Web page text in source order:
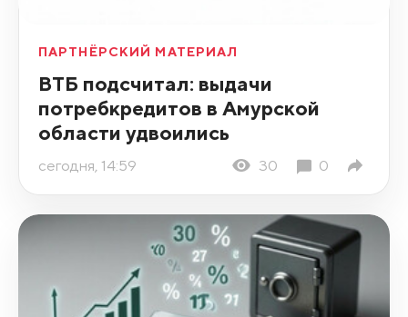
ПАРТНЁРСКИЙ МАТЕРИАЛ
ВТБ подсчитал: выдачи
потребкредитов в Амурской
области удвоились
сегодня, 14:59 30 0